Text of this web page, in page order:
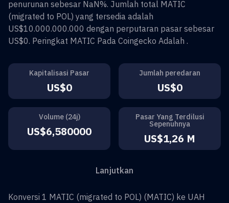
penurunan sebesar NaN%. Jumlah total MATIC
(migrated to POL) yang tersedia adalah
US$10.000.000.000 dengan perputaran pasar sebesar
US$0. Peringkat MATIC Pada Coingecko Adalah .
Kapitalisasi Pasar
US$0
Jumlah peredaran
US$0
Volume (24j)
US$6,580000
Pasar Yang Terdilusi
Sepenuhnya
US$1,26 M
Lanjutkan
Konversi 1 MATIC (migrated to POL) (MATIC) ke UAH